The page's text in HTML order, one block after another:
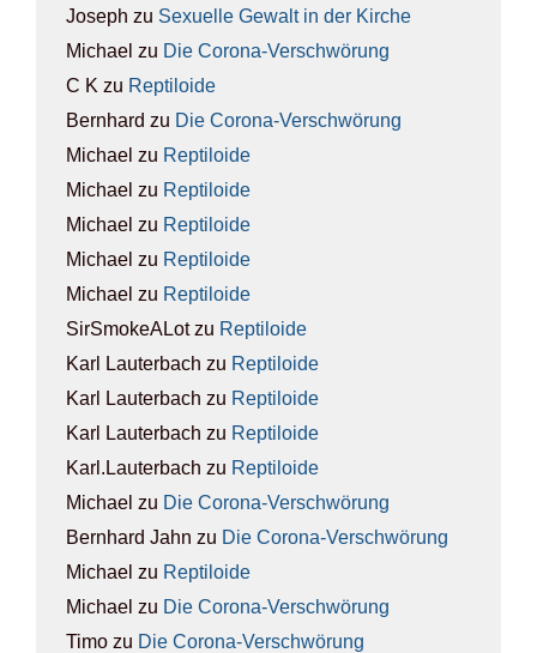
Joseph zu Sexu­el­le Gewalt in der Kir­che
Michael zu Die Coro­na-Ver­schwö­rung
C K zu Rep­ti­lo­ide
Bernhard zu Die Coro­na-Ver­schwö­rung
Michael zu Rep­ti­lo­ide
Michael zu Rep­ti­lo­ide
Michael zu Rep­ti­lo­ide
Michael zu Rep­ti­lo­ide
Michael zu Rep­ti­lo­ide
SirSmokeALotzu Rep­ti­lo­ide
Karl Lauterbach zu Rep­ti­lo­ide
Karl Lauterbach zu Rep­ti­lo­ide
Karl Lauterbach zu Rep­ti­lo­ide
Karl.Lauterbach zu Rep­ti­lo­ide
Michael zu Die Coro­na-Ver­schwö­rung
Bernhard Jahn zu Die Coro­na-Ver­schwö­rung
Michael zu Rep­ti­lo­ide
Michael zu Die Coro­na-Ver­schwö­rung
Timo zu Die Coro­na-Ver­schwö­rung